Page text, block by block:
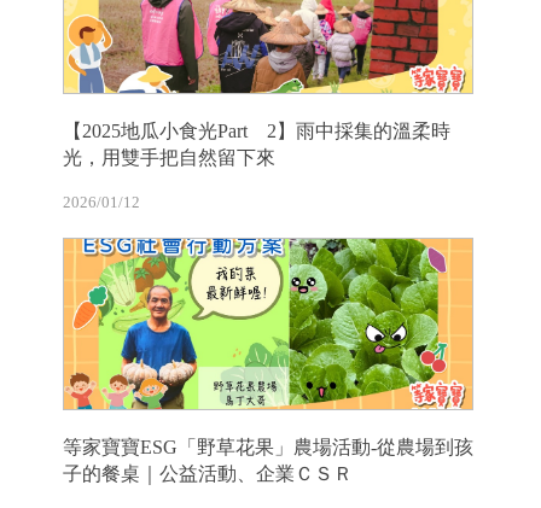
【2025地瓜小食光Part 2】雨中採集的溫柔時
光，用雙手把自然留下來
2026/01/12
等家寶寶ESG「野草花果」農場活動-從農場到孩
子的餐桌｜公益活動、企業ＣＳＲ